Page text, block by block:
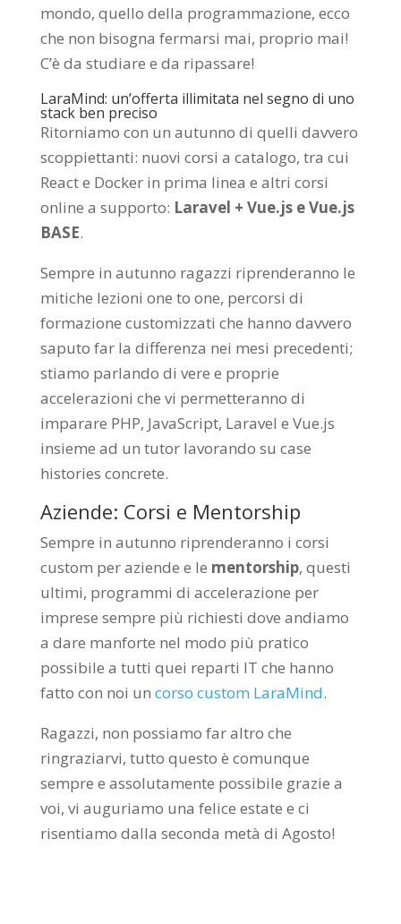
mondo, quello della programmazione, ecco
che non bisogna fermarsi mai, proprio mai!
C’è da studiare e da ripassare!
LaraMind: un’offerta illimitata nel segno di uno
stack ben preciso
Ritorniamo con un autunno di quelli davvero
scoppiettanti: nuovi corsi a catalogo, tra cui
React e Docker in prima linea e altri corsi
online a supporto: Laravel + Vue.js e Vue.js
BASE.
Sempre in autunno ragazzi riprenderanno le
mitiche lezioni one to one, percorsi di
formazione customizzati che hanno davvero
saputo far la differenza nei mesi precedenti;
stiamo parlando di vere e proprie
accelerazioni che vi permetteranno di
imparare PHP, JavaScript, Laravel e Vue.js
insieme ad un tutor lavorando su case
histories concrete.
Aziende: Corsi e Mentorship
Sempre in autunno riprenderanno i corsi
custom per aziende e le mentorship, questi
ultimi, programmi di accelerazione per
imprese sempre più richiesti dove andiamo
a dare manforte nel modo più pratico
possibile a tutti quei reparti IT che hanno
fatto con noi un corso custom LaraMind.
Ragazzi, non possiamo far altro che
ringraziarvi, tutto questo è comunque
sempre e assolutamente possibile grazie a
voi, vi auguriamo una felice estate e ci
risentiamo dalla seconda metà di Agosto!